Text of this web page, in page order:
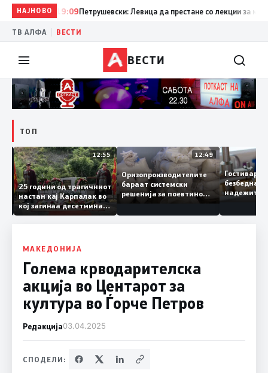
НАЈНОВО
19:09 Петрушевски: Левица да престане со лекции за морал
ТВ АЛФА ВЕСТИ
ВЕСТИ
ТОП
13:04 12:55
25 години од трагичниот
настан кај Карпалак во
кој загинаа десетмина
македонски бранители
12:49
Оризопроизводителите
бараат системски
решенија за поевтино
производство
МАКЕДОНИЈА
Голема крводарителска
акција во Центарот за
култура во Ѓорче Петров
Редакција03.04.2025
СПОДЕЛИ: